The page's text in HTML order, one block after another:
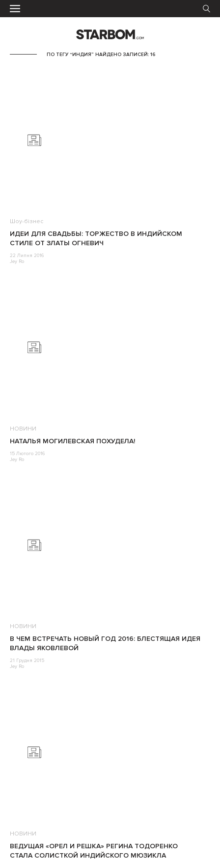
ПО ТЕГУ “ИНДИЯ” НАЙДЕНО ЗАПИСЕЙ: 16
Шоу-бізнес
ИДЕИ ДЛЯ СВАДЬБЫ: ТОРЖЕСТВО В ИНДИЙСКОМ
СТИЛЕ ОТ ЗЛАТЫ ОГНЕВИЧ
22 Липня 2016
Jey Ro
НОВИНИ
НАТАЛЬЯ МОГИЛЕВСКАЯ ПОХУДЕЛА!
15 Лютого 2016
Jey Ro
НОВИНИ
В ЧЕМ ВСТРЕЧАТЬ НОВЫЙ ГОД 2016: БЛЕСТЯЩАЯ ИДЕЯ
ВЛАДЫ ЯКОВЛЕВОЙ
21 Грудня 2015
Jey Ro
НОВИНИ
ВЕДУЩАЯ «ОРЕЛ И РЕШКА» РЕГИНА ТОДОРЕНКО
СТАЛА СОЛИСТКОЙ ИНДИЙСКОГО МЮЗИКЛА